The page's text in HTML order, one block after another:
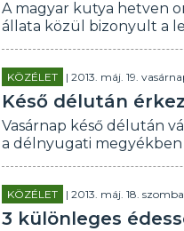
A magyar kutya hetven
állata közül bizonyult a
KÖZÉLET | 2013. máj. 19.
Késő délután
Vasárnap késő délután
a délnyugati megyékben
KÖZÉLET | 2013. máj. 18.
3 különleges